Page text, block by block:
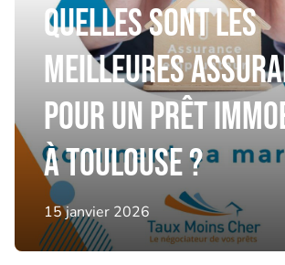
Quelles sont les
meilleures
pour un prêt
à Toulouse ?
15 janvier 2026